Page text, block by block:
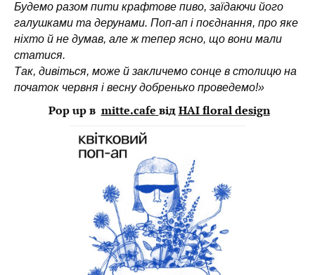
Будемо разом пити крафтове пиво, заїдаючи його
галушками та дерунами. Поп-ап і поєднання, про яке
ніхто й не думав, але ж тепер ясно, що вони мали
статися.
Так, дивіться, може й закличемо сонце в столицю на
початок червня і весну добренько проведемо!»
Pop up в mitte.cafe відHAI floral design